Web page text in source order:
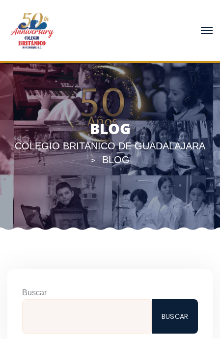
BLOG
COLEGIO BRITANICO DE GUADALAJARA
> BLOG
Buscar
BUSCAR